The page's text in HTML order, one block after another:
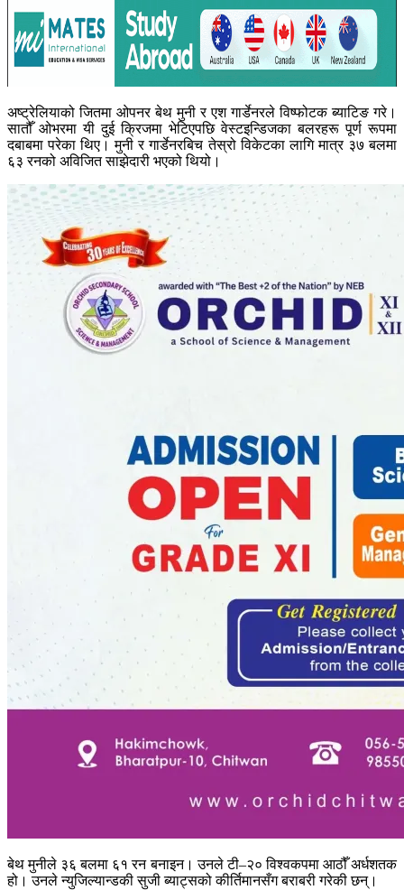
अष्ट्रेलियाको जितमा ओपनर बेथ मुनी र एश गार्डेनरले विष्फोटक ब्याटिङ गरे।
सातौँ ओभरमा यी दुई क्रिजमा भेटिएपछि वेस्टइन्डिजका बलरहरू पूर्ण रूपमा
दबाबमा परेका थिए। मुनी र गार्डेनरबिच तेस्रो विकेटका लागि मात्र ३७ बलमा
६३ रनको अविजित साझेदारी भएको थियो।
बेथ मुनीले ३६ बलमा ६१ रन बनाइन। उनले टी–२० विश्वकपमा आठौँ अर्धशतक
हो। उनले न्युजिल्यान्डकी सुजी ब्याट्सको कीर्तिमानसँग बराबरी गरेकी छन्।